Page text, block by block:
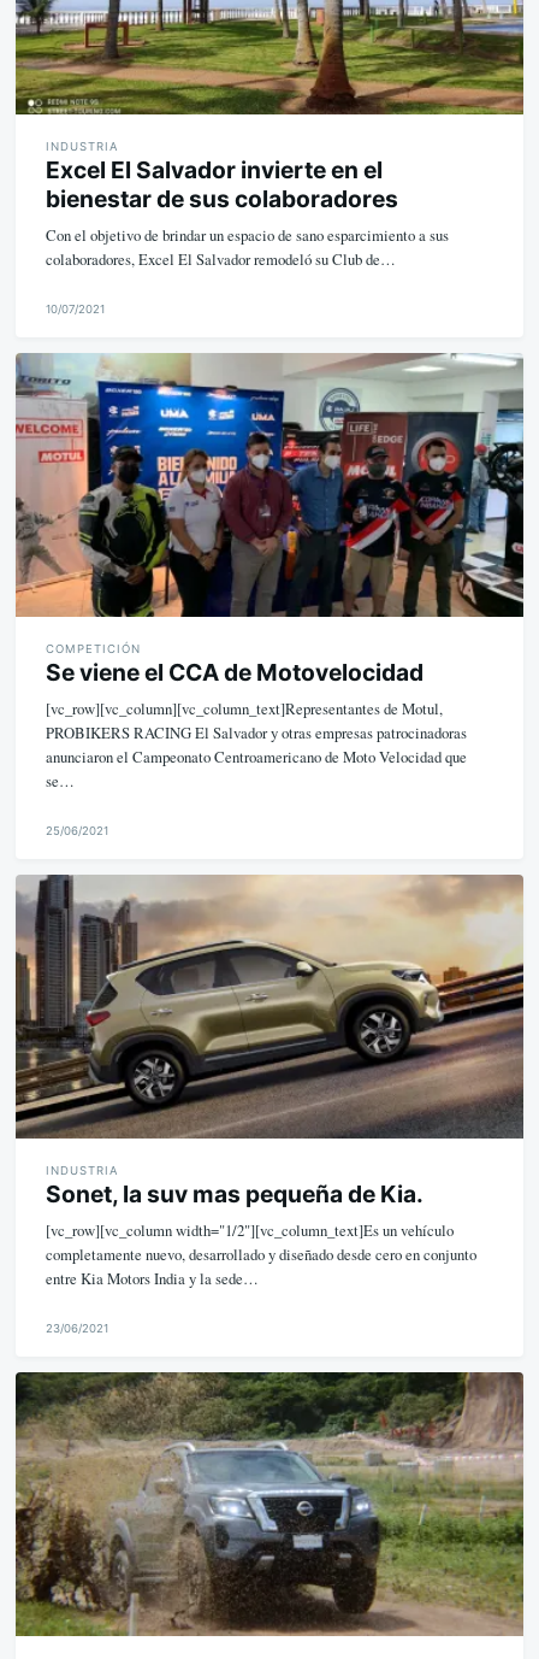
INDUSTRIA
Excel El Salvador invierte en el
bienestar de sus colaboradores
Con el objetivo de brindar un espacio de sano esparcimiento a sus
colaboradores, Excel El Salvador remodeló su Club de…
k
e
10/07/2021
COMPETICIÓN
Se viene el CCA de Motovelocidad
[vc_row][vc_column][vc_column_text]Representantes de Motul,
PROBIKERS RACING El Salvador y otras empresas patrocinadoras
anunciaron el Campeonato Centroamericano de Moto Velocidad que
se…
k
e
25/06/2021
INDUSTRIA
Sonet, la suv mas pequeña de Kia.
[vc_row][vc_column width="1/2"][vc_column_text]Es un vehículo
completamente nuevo, desarrollado y diseñado desde cero en conjunto
entre Kia Motors India y la sede…
i
k
e
23/06/2021